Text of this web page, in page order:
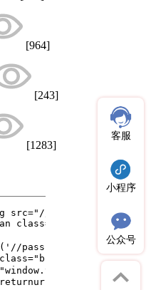
[964]
[243]
[1283]
客服
小程序
公众号